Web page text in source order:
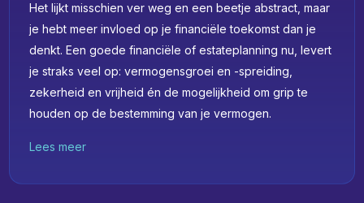
Het lijkt misschien ver weg en een beetje abstract, maar
je hebt meer invloed op je financiële toekomst dan je
denkt. Een goede financiële of estateplanning nu, levert
je straks veel op: vermogensgroei en -spreiding,
zekerheid en vrijheid én de mogelijkheid om grip te
houden op de bestemming van je vermogen.
Lees meer